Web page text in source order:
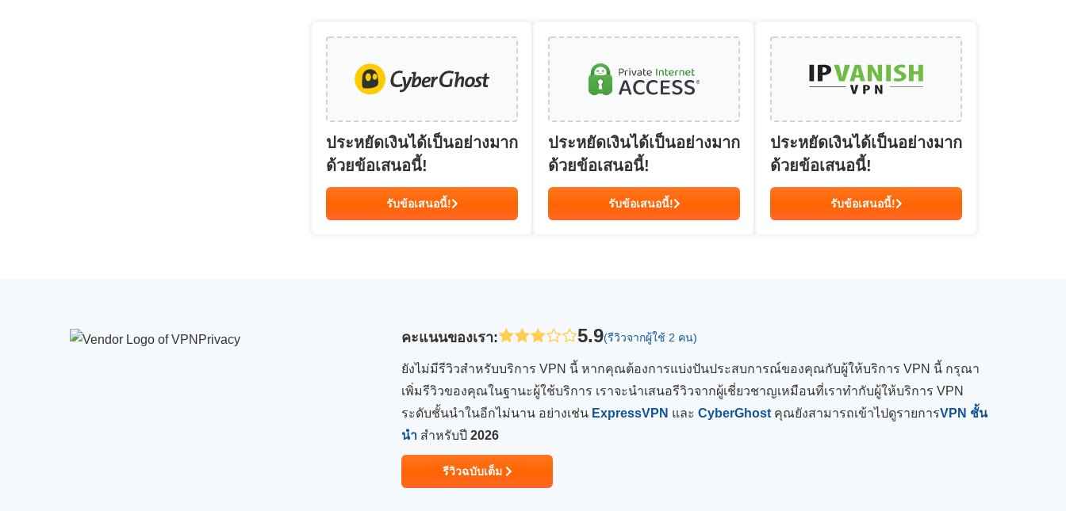
ประหยัดเงินได้เป็นอย่างมาก
ด้วยข้อเสนอนี้!
รับข้อเสนอนี้!
ประหยัดเงินได้เป็นอย่างมาก
ด้วยข้อเสนอนี้!
รับข้อเสนอนี้!
ประหยัดเงินได้เป็นอย่างมาก
ด้วยข้อเสนอนี้!
รับข้อเสนอนี้!
คะแนนของเรา: 5.9(รีวิวจากผู้ใช้ 2 คน)
ยังไม่มีรีวิวสำหรับบริการ VPN นี้ หากคุณต้องการแบ่งปันประสบการณ์ของคุณกับผู้ให้บริการ VPN นี้ กรุณา
เพิ่มรีวิวของคุณในฐานะผู้ใช้บริการ เราจะนำเสนอรีวิวจากผู้เชี่ยวชาญเหมือนที่เราทำกับผู้ให้บริการ VPN
ระดับชั้นนำในอีกไม่นาน อย่างเช่น ExpressVPN และ CyberGhost คุณยังสามารถเข้าไปดูรายการVPN ชั้น
นำ สำหรับปี 2026
รีวิวฉบับเต็ม